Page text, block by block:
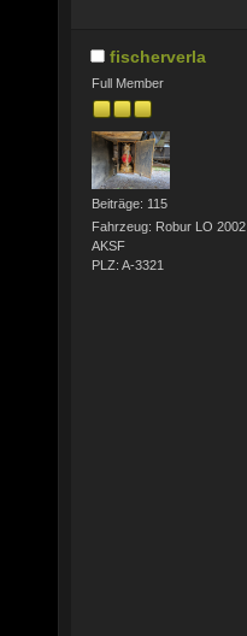
fischerverla
Full Member
Beiträge: 115
Fahrzeug: Robur LO 2002
AKSF
PLZ: A-3321